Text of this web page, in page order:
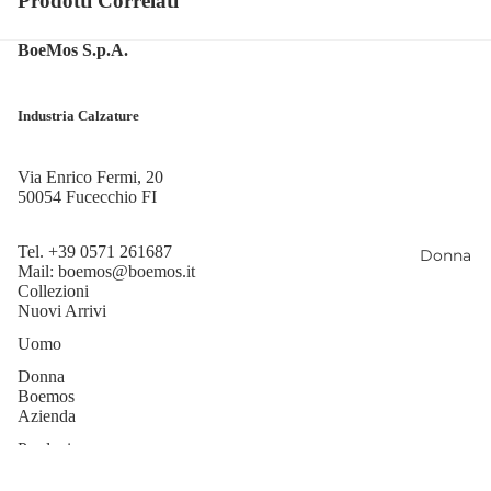
Donna
BoeMos S.p.A.
Industria Calzature
Via Enrico Fermi, 20
50054 Fucecchio FI
Tel. +39 0571 261687
Mail: boemos@boemos.it
Collezioni
Nuovi Arrivi
Uomo
Donna
Boemos
Azienda
Produzione